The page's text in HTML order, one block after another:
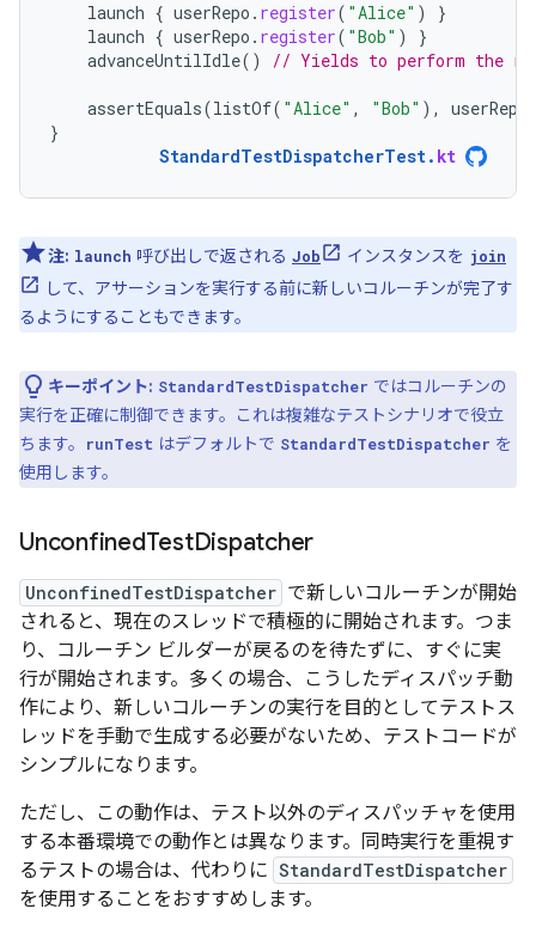
launch { userRepo . register( "Alice" )
}
launch { userRepo . register( "Bob" )
}
advanceUntilIdle() // Yields to perform the
assertEquals(listOf( "Alice" , "Bob" ), userRepo
}
StandardTestDispatcherTest. kt
注: launch 呼び出しで返される Job インスタンスを join
して、アサーションを実行する前に新しいコルーチンが完了す
るようにすることもできます。
キーポイント: StandardTestDispatcher ではコルーチンの
実行を正確に制御できます。これは複雑なテストシナリオで役立
ちます。
runTest はデフォルトで StandardTestDispatcher を
使用します。
UnconfinedTestDispatcher
UnconfinedTestDispatcher で新しいコルーチンが開始
されると、現在のスレッドで積極的に開始されます。つま
り、コルーチン ビルダーが戻るのを待たずに、すぐに実
行が開始されます。多くの場合、こうしたディスパッチ動
作により、新しいコルーチンの実行を目的としてテストス
レッドを手動で生成する必要がないため、テストコードが
シンプルになります。
ただし、この動作は、テスト以外のディスパッチャを使用
する本番環境での動作とは異なります。同時実行を重視す
るテストの場合は、代わりに StandardTestDispatcher
を使用することをおすすめします。